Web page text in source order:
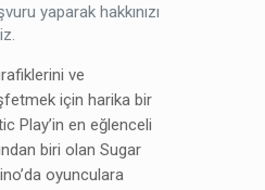
yaparak hakkınızı
ve
için harika bir
Play’in en eğlenceli
biri olan Sugar
oyunculara